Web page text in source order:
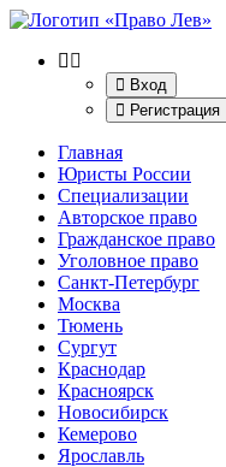
Вход
Регистрация
Главная
Юристы России
Специализации
Авторское право
Гражданское право
Уголовное право
Санкт-Петербург
Москва
Тюмень
Сургут
Краснодар
Красноярск
Новосибирск
Кемерово
Ярославль